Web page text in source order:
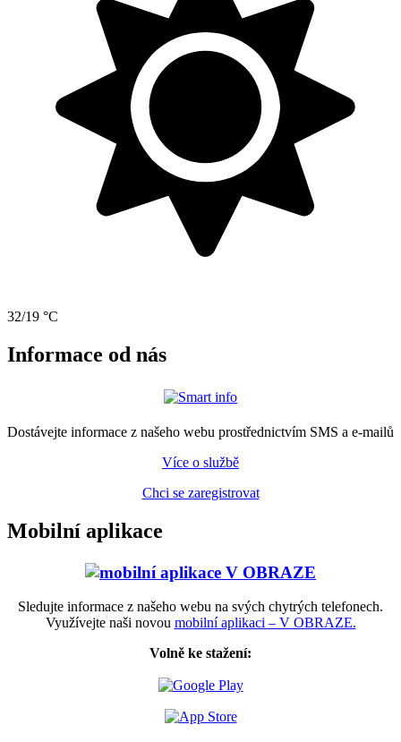
32/19 °C
Informace od nás
Dostávejte informace z našeho webu prostřednictvím SMS a e-mailů
Více o službě
Chci se zaregistrovat
Mobilní aplikace
Sledujte informace z našeho webu na svých chytrých telefonech.
Využívejte naši novou mobilní aplikaci – V OBRAZE.
Volně ke stažení: